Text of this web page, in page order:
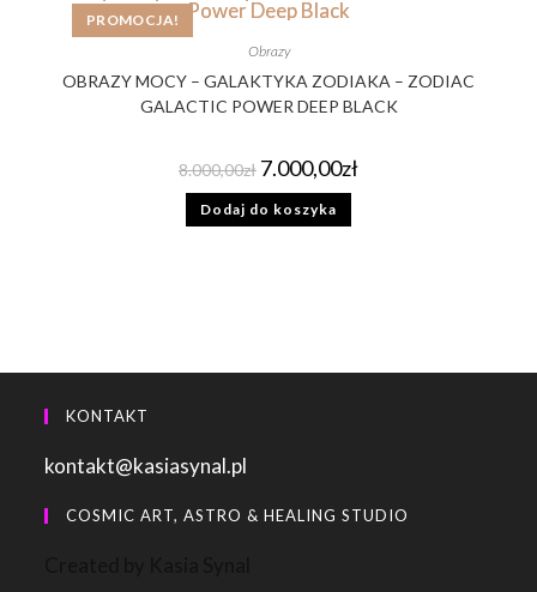
PROMOCJA!
Obrazy
OBRAZY MOCY – GALAKTYKA ZODIAKA – ZODIAC
GALACTIC POWER DEEP BLACK
8.000,00zł 7.000,00zł
Dodaj do koszyka
KONTAKT
kontakt@kasiasynal.pl
COSMIC ART, ASTRO & HEALING STUDIO